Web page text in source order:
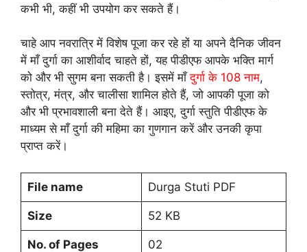
कभी भी, कहीं भी उपयोग कर सकते हैं।
चाहे आप नवरात्रि में विशेष पूजा कर रहे हों या अपने दैनिक जीवन
में माँ दुर्गा का आशीर्वाद चाहते हों, यह पीडीएफ आपके भक्ति मार्ग
को और भी सुगम बना सकती है। इसमें माँदुर्गा के 108 नाम,
स्तोत्र, मंत्र, और चालीसा शामिल होते हैं, जो आपकी पूजा को
और भी प्रभावशाली बना देते हैं। आइए, दुर्गा स्तुति पीडीएफ के
माध्यम से माँ दुर्गा की महिमा का गुणगान करें और उनकी कृपा
प्राप्त करें।
File name Durga Stuti PDF
Size 52 KB
No. of Pages 02